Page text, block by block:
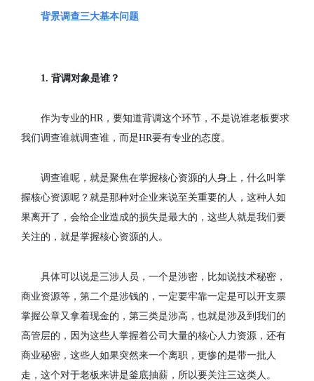
背景调查三大基本问题
1. 背调对象是谁？
作为专业的HR，要知道背调这个环节，不是说谁老板要求
我们调查谁就调查谁，而是HR要有专业的态度。
调查谁呢，就是聚焦在掌握核心资源的人身上，什么叫掌
握核心资源呢？就是那种对企业来说至关重要的人，这种人如
果离开了，会给企业造成的损失是最大的，这些人就是我们要
关注的，就是掌握核心资源的人。
具体可以说是三涉人员，一个是涉密，比如说技术秘密，
商业资源等，第二个是涉钱的，一定要牢靠一定是可以开支票
掌握公章又拿着现金的，第三类是涉高，也就是涉及到我们的
高管层的，因为这些人掌握着公司大量的核心人力资源，还有
商业秘密，这些人如果突然来一个离职，更惨的是带一批人
走，这个对于老板来讲是釜底抽薪，所以要关注三这类人。